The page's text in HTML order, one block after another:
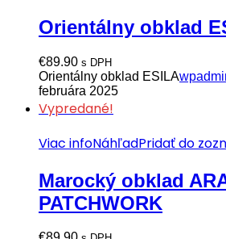
Orientálny obklad
€89.90 s DPH
Orientálny obklad ESILA
februára 2025
Vypredané!
Viac infoNáhľadPridať do
Marocký obklad
PATCHWORK